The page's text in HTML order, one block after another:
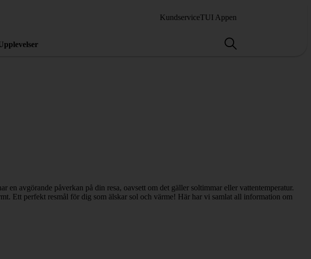
KundserviceTUI Appen
en avgörande påverkan på din resa, oavsett om det gäller soltimmar eller vattentemperatur.
Ett perfekt resmål för dig som älskar sol och värme! Här har vi samlat all information om